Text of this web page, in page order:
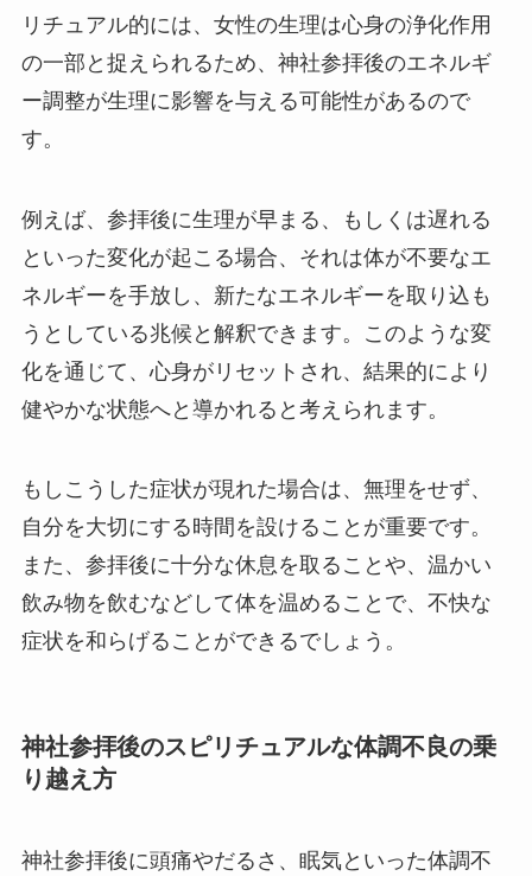
リチュアル的には、女性の生理は心身の浄化作用
の一部と捉えられるため、神社参拝後のエネルギ
ー調整が生理に影響を与える可能性があるので
す。
例えば、参拝後に生理が早まる、もしくは遅れる
といった変化が起こる場合、それは体が不要なエ
ネルギーを手放し、新たなエネルギーを取り込も
うとしている兆候と解釈できます。このような変
化を通じて、心身がリセットされ、結果的により
健やかな状態へと導かれると考えられます。
もしこうした症状が現れた場合は、無理をせず、
自分を大切にする時間を設けることが重要です。
また、参拝後に十分な休息を取ることや、温かい
飲み物を飲むなどして体を温めることで、不快な
症状を和らげることができるでしょう。
神社参拝後のスピリチュアルな体調不良の乗
り越え方
神社参拝後に頭痛やだるさ、眠気といった体調不